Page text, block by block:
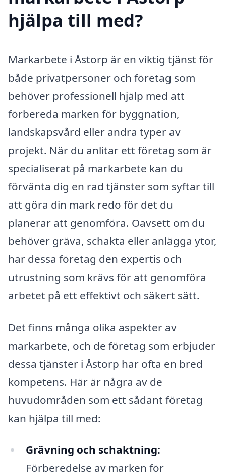
hjälpa till med?
Markarbete i Åstorp är en viktig tjänst för
både privatpersoner och företag som
behöver professionell hjälp med att
förbereda marken för byggnation,
landskapsvård eller andra typer av
projekt. När du anlitar ett företag som är
specialiserat på markarbete kan du
förvänta dig en rad tjänster som syftar till
att göra din mark redo för det du
planerar att genomföra. Oavsett om du
behöver gräva, schakta eller anlägga ytor,
har dessa företag den expertis och
utrustning som krävs för att genomföra
arbetet på ett effektivt och säkert sätt.
Det finns många olika aspekter av
markarbete, och de företag som erbjuder
dessa tjänster i Åstorp har ofta en bred
kompetens. Här är några av de
huvudområden som ett sådant företag
kan hjälpa till med:
Grävning och schaktning:
Förberedelse av marken för